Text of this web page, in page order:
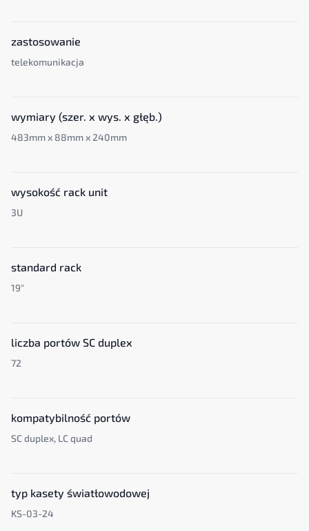
zastosowanie
telekomunikacja
wymiary (szer. x wys. x głęb.)
483mm x 88mm x 240mm
wysokość rack unit
3U
standard rack
19"
liczba portów SC duplex
72
kompatybilność portów
SC duplex, LC quad
typ kasety światłowodowej
KS-03-24